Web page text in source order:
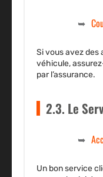
Si vous avez
véhicule,
par l’assurance.
2.3. Le
Un bon service